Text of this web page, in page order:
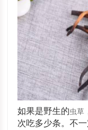
如果是野生的虫草
次吃多少条。不